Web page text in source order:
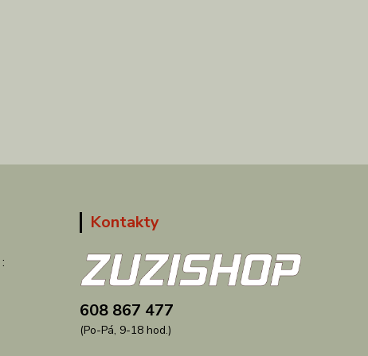
:
Kontakty
608 867 477
(Po-Pá, 9-18 hod.)